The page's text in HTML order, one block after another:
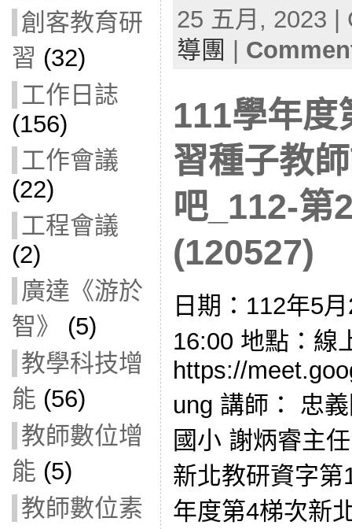
創客教育研
習 (32)
工作日誌
(156)
工作會議
(22)
工程會議
(2)
廣達《游於
智》
(5)
教學科技增
能 (56)
教師數位增
能 (5)
教師數位素
25 五月, 2023
導團
111學年度
習種子教
吧_112-第
(120527)
日期：112年5
16:00 地點：線
https://
ung 講師： 忠
國小 謝炳睿主
新北教研資字第
年度第4梯次新